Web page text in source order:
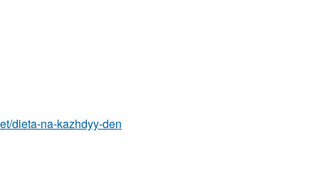
dieta-na-kazhdyy-den